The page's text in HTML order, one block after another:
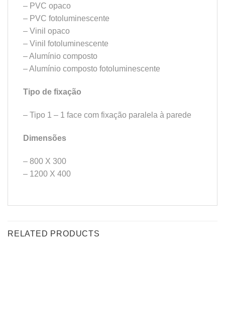
– PVC opaco
– PVC fotoluminescente
– Vinil opaco
– Vinil fotoluminescente
– Alumínio composto
– Alumínio composto fotoluminescente
Tipo de fixação
– Tipo 1 – 1 face com fixação paralela à parede
Dimensões
– 800 X 300
– 1200 X 400
RELATED PRODUCTS